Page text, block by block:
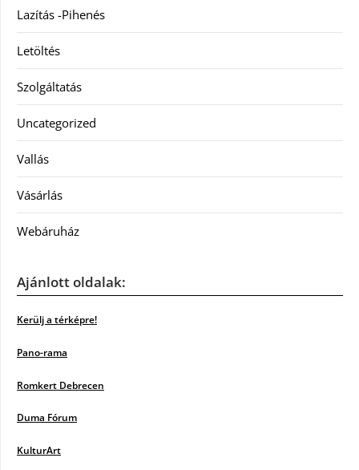
Lazítás -Pihenés
Letöltés
Szolgáltatás
Uncategorized
Vallás
Vásárlás
Webáruház
Ajánlott oldalak:
Kerülj a térképre!
Pano-rama
Romkert Debrecen
Duma Fórum
KulturArt